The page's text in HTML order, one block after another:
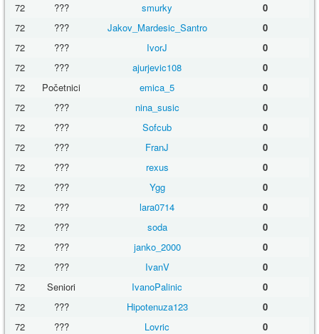
72
??? smurky
0
72
??? Jakov_Mardesic_Santro
0
72
??? IvorJ
0
72
??? ajurjevic108
0
72
Početnici emica_5
0
72
??? nina_susic
0
72
??? Sofcub
0
72
??? FranJ
0
72
??? rexus
0
72
??? Ygg
0
72
??? lara0714
0
72
??? soda
0
72
??? janko_2000
0
72
??? IvanV
0
72
Seniori IvanoPalinic
0
72
??? Hipotenuza123
0
72
??? Lovric
0